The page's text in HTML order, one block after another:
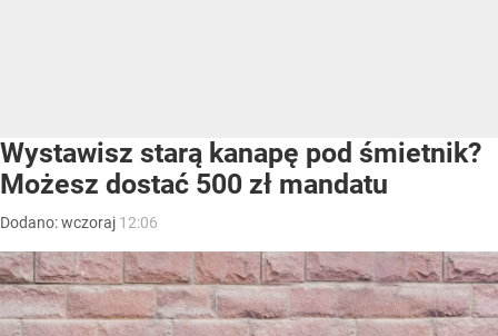
Wystawisz starą kanapę pod śmietnik?
Możesz dostać 500 zł mandatu
Dodano:wczoraj 12:06